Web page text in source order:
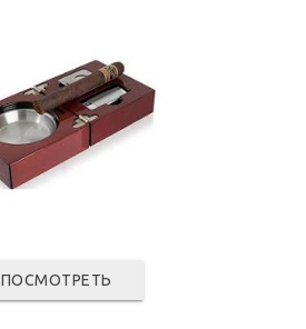
ПОСМОТРЕТЬ